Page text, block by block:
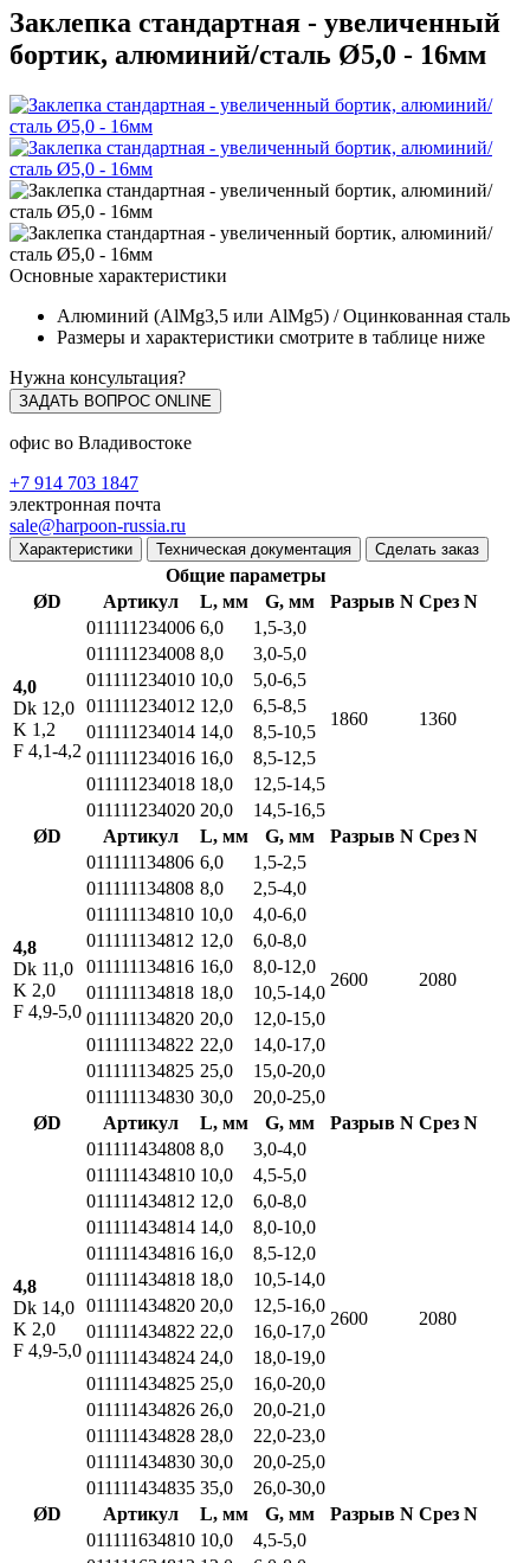
Заклепка стандартная - увеличенный
бортик, алюминий/сталь Ø5,0 - 16мм
Основные характеристики
Алюминий (AlMg3,5 или AlMg5) / Оцинкованная сталь
Размеры и характеристики смотрите в таблице ниже
Нужна консультация?
ЗАДАТЬ ВОПРОС ONLINE
офис во Владивостоке
+7 914 703 1847
электронная почта
sale@harpoon-russia.ru
Характеристики Техническая документация Сделать заказ
Общие параметры
ØD
Артикул L, мм G, мм Разрыв N Срез N
4,0
Dk 12,0
K 1,2
F 4,1-4,2
011111234006 6,0 1,5-3,0
1860 1360
011111234008 8,0
3,0-5,0
011111234010 10,0
5,0-6,5
011111234012 12,0
6,5-8,5
011111234014 14,0
8,5-10,5
011111234016 16,0
8,5-12,5
011111234018 18,0
12,5-14,5
011111234020 20,0
14,5-16,5
ØD
Артикул L, мм G, мм Разрыв N Срез N
4,8
Dk 11,0
K 2,0
F 4,9-5,0
011111134806 6,0 1,5-2,5
2600 2080
011111134808 8,0
2,5-4,0
011111134810 10,0
4,0-6,0
011111134812 12,0
6,0-8,0
011111134816 16,0
8,0-12,0
011111134818 18,0
10,5-14,0
011111134820 20,0
12,0-15,0
011111134822 22,0
14,0-17,0
011111134825 25,0
15,0-20,0
011111134830 30,0
20,0-25,0
ØD
Артикул L, мм G, мм Разрыв N Срез N
4,8
Dk 14,0
K 2,0
F 4,9-5,0
011111434808 8,0 3,0-4,0
2600 2080
011111434810 10,0
4,5-5,0
011111434812 12,0
6,0-8,0
011111434814 14,0
8,0-10,0
011111434816 16,0
8,5-12,0
011111434818 18,0
10,5-14,0
011111434820 20,0
12,5-16,0
011111434822 22,0
16,0-17,0
011111434824 24,0
18,0-19,0
011111434825 25,0
16,0-20,0
011111434826 26,0
20,0-21,0
011111434828 28,0
22,0-23,0
011111434830 30,0
20,0-25,0
011111434835 35,0
26,0-30,0
ØD
Артикул L, мм G, мм Разрыв N Срез N
011111634810 10,0
4,5-5,0